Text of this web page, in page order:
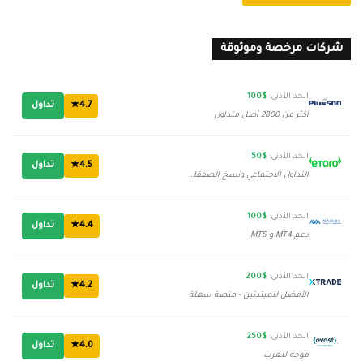
شركات مرخصة وموثوقة
الحد الأدنى: $100
أكثر من 2800 أصل متداول
4.7★ تداول
الحد الأدنى: $50
التداول الاجتماعي ونسخ الصفقات
4.5★ تداول
الحد الأدنى: $100
دعم MT4 و MT5
4.4★ تداول
الحد الأدنى: $200
الأفضل للمبتدئين - منصة سهلة
4.2★ تداول
الحد الأدنى: $250
موجه للعرب
4.0★ تداول